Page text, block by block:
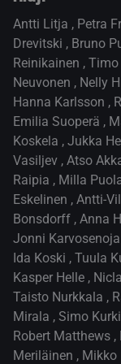
Antti Litja , Petra
Drevitski , Bruno
Reinikainen , Timo
Neuvonen , Nelly
Hanna Karlsson ,
Emilia Suoperä ,
Koskela , Jukka
Vasiljev , Atso
Raipia , Milla
Eskelinen , Antti-
Bonsdorff , Anna
Jonni Karvosenoja
Ida Koski , Tuula
Kasper Helle ,
Taisto Nurkkala ,
Mirala , Simo Kurki
Robert Matthews ,
Meriläinen , Mikko